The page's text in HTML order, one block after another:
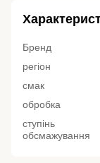
Бренд
регіон
смак
обробка
ступінь
обсмажування